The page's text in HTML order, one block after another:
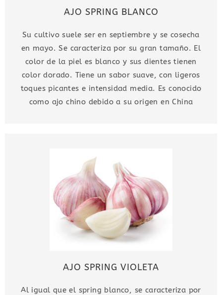
AJO SPRING BLANCO
Su cultivo suele ser en septiembre y se cosecha
en mayo. Se caracteriza por su gran tamaño. El
color de la piel es blanco y sus dientes tienen
color dorado. Tiene un sabor suave, con ligeros
toques picantes e intensidad media. Es conocido
como ajo chino debido a su origen en China
AJO SPRING VIOLETA
Al igual que el spring blanco, se caracteriza por